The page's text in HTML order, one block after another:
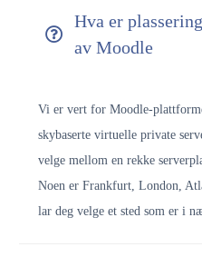
Hva er
av Moodle
Vi er vert for Moodle-
skybaserte virtuelle private
velge mellom en rekke
Noen er Frankfurt, London,
lar deg velge et sted som er i